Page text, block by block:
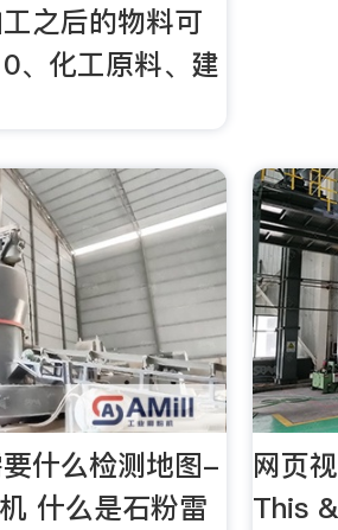
之后的物料可
、化工原料、建
什么检测地图-
什么是石粉雷
网页
This